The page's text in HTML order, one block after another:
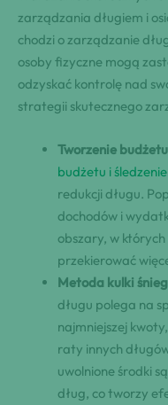
zarządzania długiem i
chodzi o zarządzanie
osoby fizyczne mogą
odzyskać kontrolę nad
strategii skutecznego
Tworzenie
budżetu i
redukcji długu.
dochodów i
obszary, w
przekierować
Metoda kulki
długu polega na
najmniejszej
raty innych
uwolnione środki
dług, co tworzy